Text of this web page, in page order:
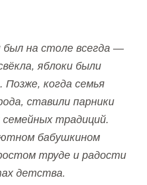
был на столе всегда —
яблоки были
Позже, когда семья
ставили парники
традиций.
бабушкином
труде и радости
детства.